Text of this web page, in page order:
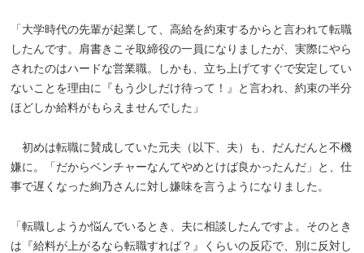
「大学時代の先輩が起業して、高給を約束するからと言われて転職
したんです。肩書きこそ取締役の一員になりましたが、実際にやら
されたのはハードな営業職。しかも、立ち上げてすぐで安定してい
ないことを理由に『もう少しだけ待って！』と言われ、約束の半分
ほどしか給料がもらえませんでした」
初めは転職に賛成していた元夫（以下、夫）も、だんだんと不機
嫌に。「だからベンチャーなんてやめとけば良かったんだ」と、仕
事で遅くなった絢乃さんに対し嫌味を言うようになりました。
「転職しようか悩んでいるとき、夫に相談したんですよ。そのとき
は『給料が上がるなら転職すれば？』くらいの反応で、別に反対し